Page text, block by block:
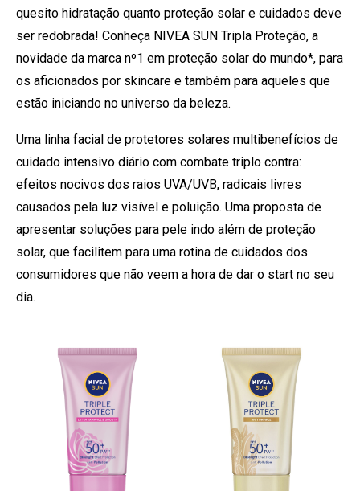
quesito hidratação quanto proteção solar e cuidados deve
ser redobrada! Conheça NIVEA SUN Tripla Proteção, a
novidade da marca nº1 em proteção solar do mundo*, para
os aficionados por skincare e também para aqueles que
estão iniciando no universo da beleza.
Uma linha facial de protetores solares multibenefícios de
cuidado intensivo diário com combate triplo contra:
efeitos nocivos dos raios UVA/UVB, radicais livres
causados pela luz visível e poluição. Uma proposta de
apresentar soluções para pele indo além de proteção
solar, que facilitem para uma rotina de cuidados dos
consumidores que não veem a hora de dar o start no seu
dia.